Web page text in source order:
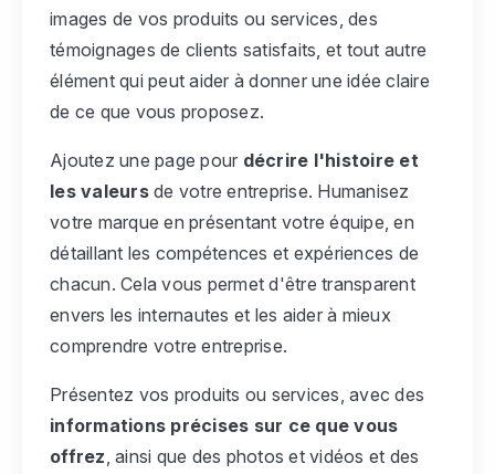
images de vos produits ou services, des
témoignages de clients satisfaits, et tout autre
élément qui peut aider à donner une idée claire
de ce que vous proposez.
Ajoutez une page pour décrire l'histoire et
les valeursde votre entreprise. Humanisez
votre marque en présentant votre équipe, en
détaillant les compétences et expériences de
chacun. Cela vous permet d'être transparent
envers les internautes et les aider à mieux
comprendre votre entreprise.
Présentez vos produits ou services, avec des
informations précises sur ce que vous
offrez , ainsi que des photos et vidéos et des